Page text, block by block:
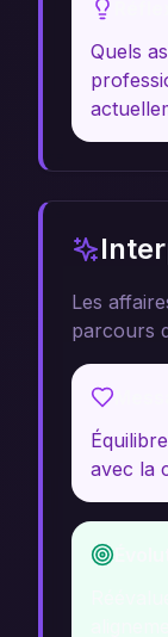
Quels
Les
parcours
avec la